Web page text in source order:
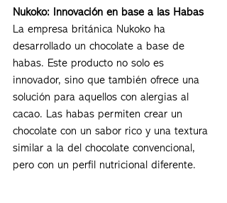
Nukoko: Innovación en base a las Habas
La empresa británica Nukoko ha
desarrollado un chocolate a base de
habas. Este producto no solo es
innovador, sino que también ofrece una
solución para aquellos con alergias al
cacao. Las habas permiten crear un
chocolate con un sabor rico y una textura
similar a la del chocolate convencional,
pero con un perfil nutricional diferente.